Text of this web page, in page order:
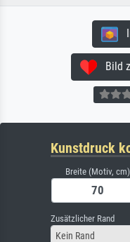
Bild
Kunstdruck
Breite (Motiv, cm)
Zusätzlicher Rand
Kein Rand